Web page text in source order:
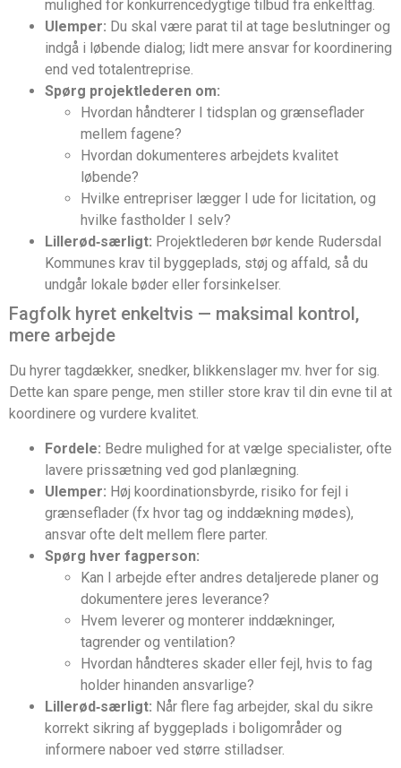
mulighed for konkurrencedygtige tilbud fra enkeltfag.
Ulemper: Du skal være parat til at tage beslutninger og
indgå i løbende dialog; lidt mere ansvar for koordinering
end ved totalentreprise.
Spørg projektlederen om:
Hvordan håndterer I tidsplan og grænseflader
mellem fagene?
Hvordan dokumenteres arbejdets kvalitet
løbende?
Hvilke entrepriser lægger I ude for licitation, og
hvilke fastholder I selv?
Lillerød‑særligt: Projektlederen bør kende Rudersdal
Kommunes krav til byggeplads, støj og affald, så du
undgår lokale bøder eller forsinkelser.
Fagfolk hyret enkeltvis — maksimal kontrol,
mere arbejde
Du hyrer tagdækker, snedker, blikkenslager mv. hver for sig.
Dette kan spare penge, men stiller store krav til din evne til at
koordinere og vurdere kvalitet.
Fordele: Bedre mulighed for at vælge specialister, ofte
lavere prissætning ved god planlægning.
Ulemper: Høj koordinationsbyrde, risiko for fejl i
grænseflader (fx hvor tag og inddækning mødes),
ansvar ofte delt mellem flere parter.
Spørg hver fagperson:
Kan I arbejde efter andres detaljerede planer og
dokumentere jeres leverance?
Hvem leverer og monterer inddækninger,
tagrender og ventilation?
Hvordan håndteres skader eller fejl, hvis to fag
holder hinanden ansvarlige?
Lillerød‑særligt: Når flere fag arbejder, skal du sikre
korrekt sikring af byggeplads i boligområder og
informere naboer ved større stilladser.